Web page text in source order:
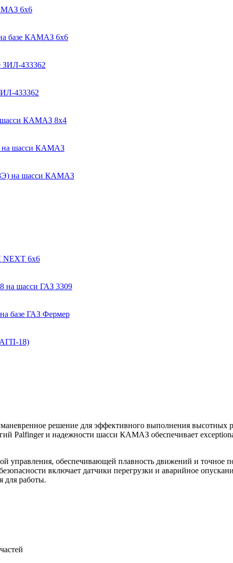
решение для эффективного выполнения высотных
Palfinger и надежности шасси КАМАЗ обеспечивает
управления, обеспечивающей плавность движений и точное
безопасности включает датчики перегрузки и аварийное
для работы.